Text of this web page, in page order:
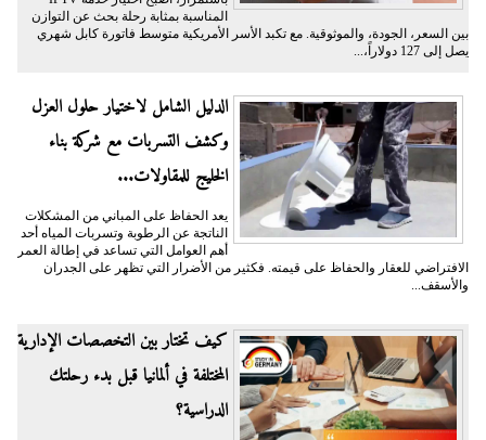
المناسبة بمثابة رحلة بحث عن التوازن
بين السعر، الجودة، والموثوقية. مع تكبد الأسر الأمريكية متوسط فاتورة كابل شهري
يصل إلى 127 دولاراً،...
الدليل الشامل لاختيار حلول العزل
وكشف التسربات مع شركة بناء
الخليج للمقاولات...
يعد الحفاظ على المباني من المشكلات
الناتجة عن الرطوبة وتسربات المياه أحد
أهم العوامل التي تساعد في إطالة العمر
الافتراضي للعقار والحفاظ على قيمته. فكثير من الأضرار التي تظهر على الجدران
والأسقف...
كيف تختار بين التخصصات الإدارية
المختلفة في ألمانيا قبل بدء رحلتك
الدراسية؟